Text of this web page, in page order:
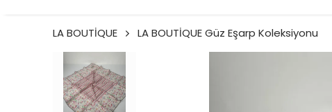
LA BOUTİQUE LA BOUTİQUE Güz Eşarp Koleksiyonu